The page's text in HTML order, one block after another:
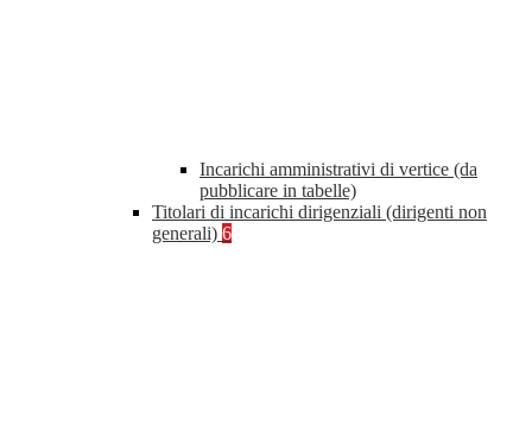
Incarichi amministrativi di vertice (da
pubblicare in tabelle)
Titolari di incarichi dirigenziali (dirigenti non
generali) 6